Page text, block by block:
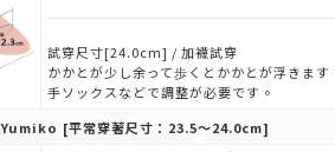
試穿尺寸[24.0cm] / 加襪試穿
かかとが少し余って歩くとかかとが浮きます
手ソックスなどで調整が必要です。
Yumiko [平常穿著尺寸：23.5～24.0cm]